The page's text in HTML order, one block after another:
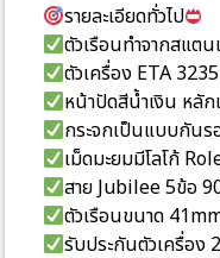
รายละเอียดทั่วไป
ตัวเรือนทำจากสแต
ตัวเครื่อง ETA
หน้าปัดสีน้ำเงิน หลัก
กระจกเป็นแบบกัน
เม็ดมะยมมีโลโก้
สาย Jubilee 5ข้อ
ตัวเรือนขนาด
รับประกันตัวเครื่อง